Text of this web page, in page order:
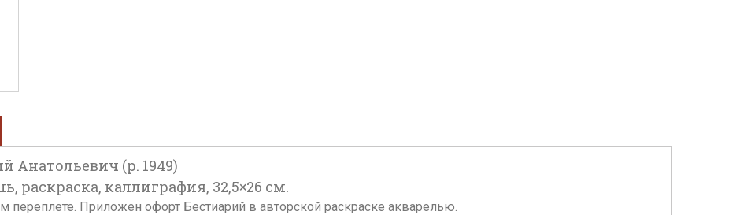
Анатольевич (р. 1949)
раскраска, каллиграфия, 32,5×26 см.
переплете. Приложен офорт Бестиарий в авторской раскраске акварелью.